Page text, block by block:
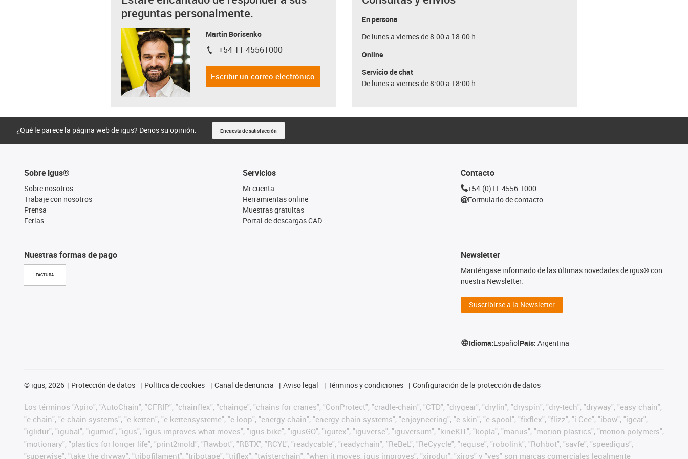
preguntas personalmente.
Martin Borisenko
igus-icon-phone
+54 11 45561000
Escribir un correo electrónico
En persona
De lunes a viernes de 8:00 a 18:00 h
Online
Servicio de chat
De lunes a viernes de 8:00 a 18:00 h
¿Qué le parece la página web de igus? Denos su opinión. Encuesta de satisfacción
Sobre igus®
Sobre nosotros
Trabaje con nosotros
Prensa
Ferias
Nuestras formas de pago
FACTURA
Servicios
Mi cuenta
Herramientas online
Muestras gratuitas
Portal de descargas CAD
Contacto
+54-(0)11-4556-1000
Formulario de contacto
Newsletter
Manténgase informado de las últimas novedades de igus® con
nuestra Newsletter.
Suscribirse a la Newsletter
Idioma:EspañolPaís:Argentina
© igus, 2026 Protección de datos Política de cookies Canal de denuncia Aviso legal Términos y condiciones Configuración de la protección de datos
Los términos "Apiro", "AutoChain", "CFRIP", "chainflex", "chainge", "chains for cranes", "ConProtect", "cradle-chain", "CTD", "drygear", "drylin", "dryspin", "dry-tech", "dryway", "easy chain",
"e-chain", "e-chain systems", "e-ketten", "e-kettensysteme", "e-loop", "energy chain", "energy chain systems", "enjoyneering", "e-skin", "e-spool", "fixflex", "flizz", "i.Cee", "ibow", "igear",
"iglidur", "igubal", "igumid", "igus", "igus improves what moves", "igus:bike", "igusGO", "igutex", "iguverse", "iguversum", "kineKIT", "kopla", "manus", "motion plastics", "motion polymers",
"motionary", "plastics for longer life", "print2mold", "Rawbot", "RBTX", "RCYL", "readycable", "readychain", "ReBeL", "ReCyycle", "reguse", "robolink", "Rohbot", "savfe", "speedigus",
"superwise", "take the dryway", "tribofilament", "tribotape", "triflex", "twisterchain", "when it moves, igus improves", "xirodur", "xiros" y "yes" son marcas comerciales legalmente